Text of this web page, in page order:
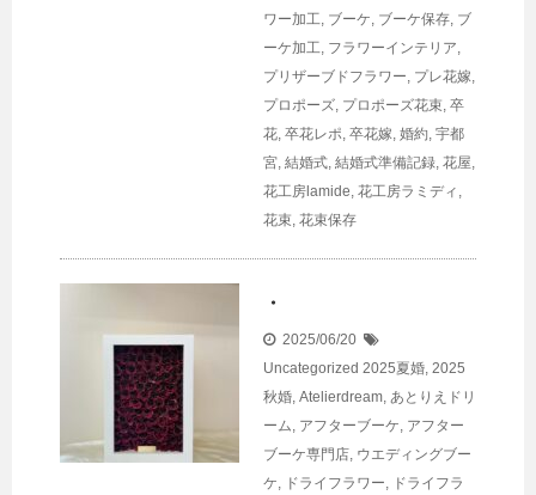
ワー加工, ブーケ, ブーケ保存, ブ
ーケ加工, フラワーインテリア,
プリザーブドフラワー, プレ花嫁,
プロポーズ, プロポーズ花束, 卒
花, 卒花レポ, 卒花嫁, 婚約, 宇都
宮, 結婚式, 結婚式準備記録, 花屋,
花工房lamide, 花工房ラミディ ,
花束, 花束保存
・
2025/06/20
Uncategorized 2025夏婚, 2025
秋婚, Atelierdream, あとりえドリ
ーム, アフターブーケ, アフター
ブーケ専門店, ウエディングブー
ケ, ドライフラワー, ドライフラ